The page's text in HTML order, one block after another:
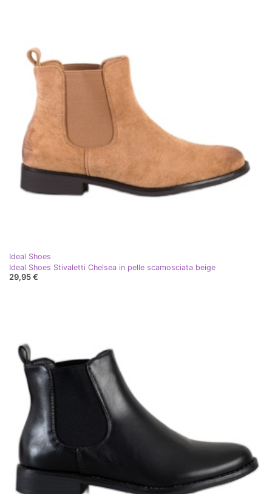
Ideal Shoes
Ideal Shoes Stivaletti Chelsea in pelle scamosciata beige
29,95 €